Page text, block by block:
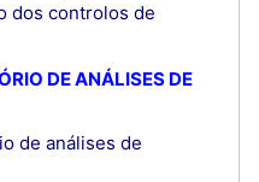
dos controlos de
DE ANÁLISES DE
de análises de